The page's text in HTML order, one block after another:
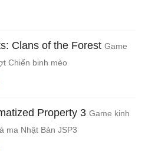
Clans of the Forest Game
Chiến binh mèo
Property 3 Game kinh
ma Nhật Bản JSP3